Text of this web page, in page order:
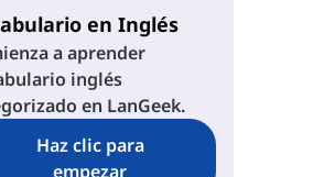
en Inglés
a aprender
inglés
en LanGeek.
Haz clic para
empezar